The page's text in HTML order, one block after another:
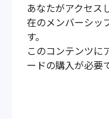
あなたがアクセス
在のメンバーシッ
す。
このコンテンツに
ードの購入が必要